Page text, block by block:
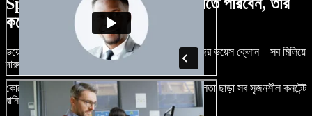
কয়েকটা উদাহরণ দেখুন
ভয়েসওভার, রয়্যালটি-ফ্রি ছবি, অডিও, ভিডিও যোগ, নিজের ভয়েস ক্লোন—সব মিলিয়ে
দারুণ মনে রাখার মতো অডিও-ভিডিও প্রজেক্ট বানান।
কোনো শেখার ঝামেলা নেই, শুধু ব্রাউজারে খুলুন—আর দুর্বলতা ছাড়া সব সৃজনশীল কনটেন্ট
বানিয়ে ফেলুন।